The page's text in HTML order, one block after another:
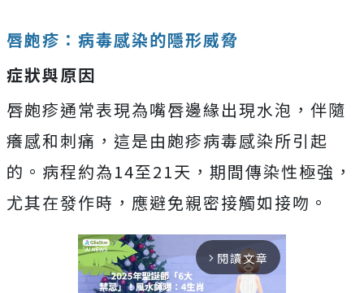
唇皰疹：病毒感染的隱形威脅
症狀與原因
唇皰疹通常表現為嘴唇邊緣出現水泡，伴隨
癢感和刺痛，這是由皰疹病毒感染所引起
的。病程約為14至21天，期間傳染性極強，
尤其在發作時，應避免親密接觸如接吻。
arrow_forward_ios 閱讀文章